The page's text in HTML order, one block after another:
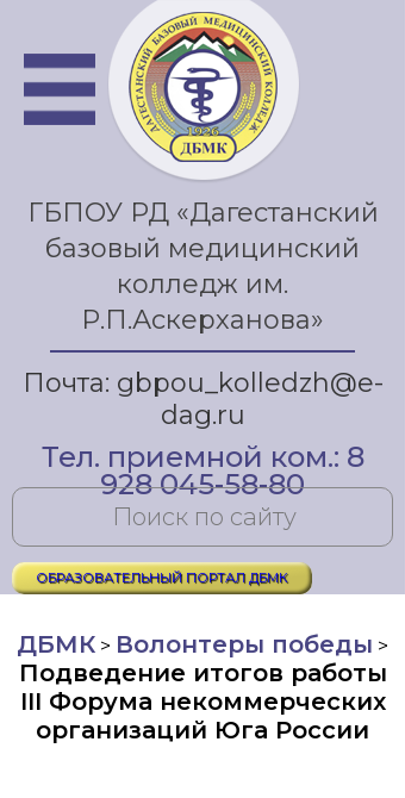
ГБПОУ РД «Дагестанский
базовый медицинский
колледж им.
Р.П.Аскерханова»
Почта: gbpou_kolledzh@e-
dag.ru
Тел. приемной ком.: 8
928 045-58-80
ОБРАЗОВАТЕЛЬНЫЙ ПОРТАЛ ДБМК
ДБМК > Волонтеры победы >
Подведение итогов работы
III Форума некоммерческих
организаций Юга России